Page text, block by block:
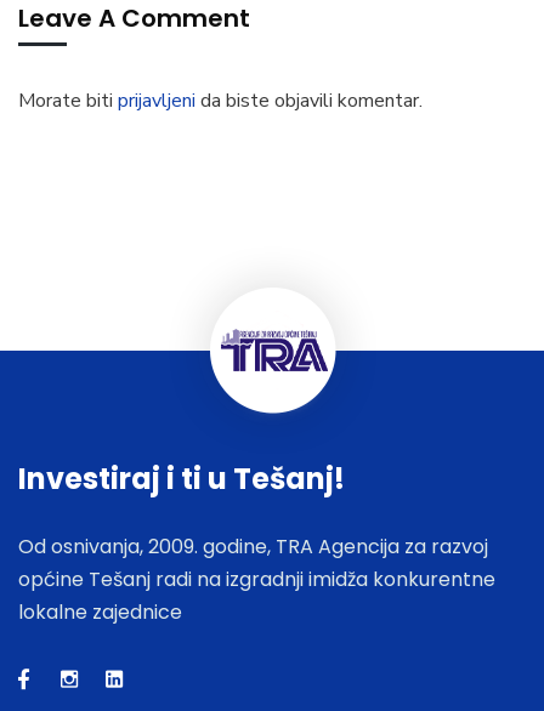
Leave A Comment
Morate biti prijavljeni da biste objavili komentar.
Investiraj i ti u Tešanj!
Od osnivanja, 2009. godine, TRA Agencija za razvoj
općine Tešanj radi na izgradnji imidža konkurentne
lokalne zajednice